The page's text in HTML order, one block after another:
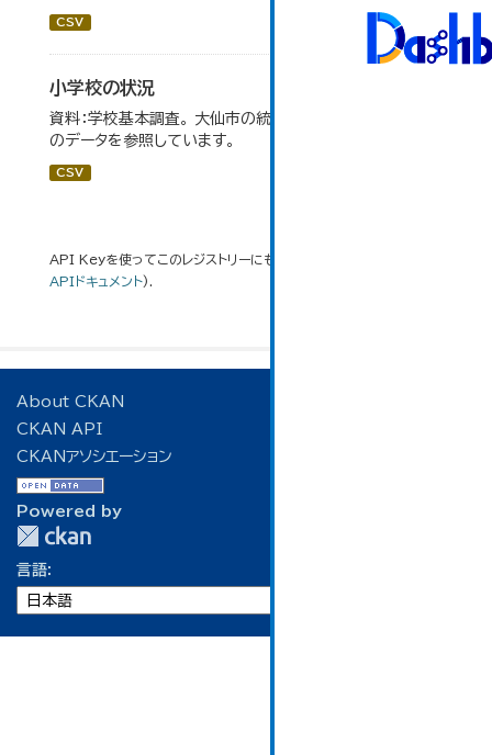
CSV
小学校の状況
資料：学校基本調査。 大仙市の統計「14-3 小学校の状況」
のデータを参照しています。
CSV
API Keyを使ってこのレジストリーにもアクセス可能です
APIドキュメント).
About CKAN
CKAN API
CKANアソシエーション
Powered by
言語